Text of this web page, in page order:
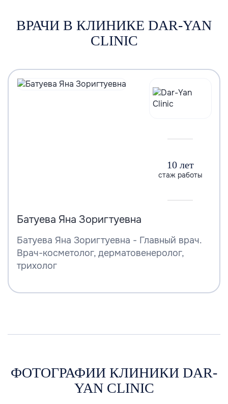
ВРАЧИ В КЛИНИКЕ DAR-YAN
CLINIC
10 лет
стаж работы
Батуева Яна Зоригтуевна
Батуева Яна Зоригтуевна - Главный врач.
Врач-косметолог, дерматовенеролог,
трихолог
ФОТОГРАФИИ КЛИНИКИ DAR-
YAN CLINIC